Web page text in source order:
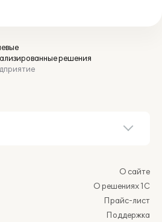
решения
О сайте
О решениях 1С
Прайс-лист
Поддержка